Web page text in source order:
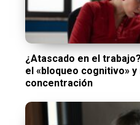
¿Atascado en el
el «bloqueo cognitivo»
concentración